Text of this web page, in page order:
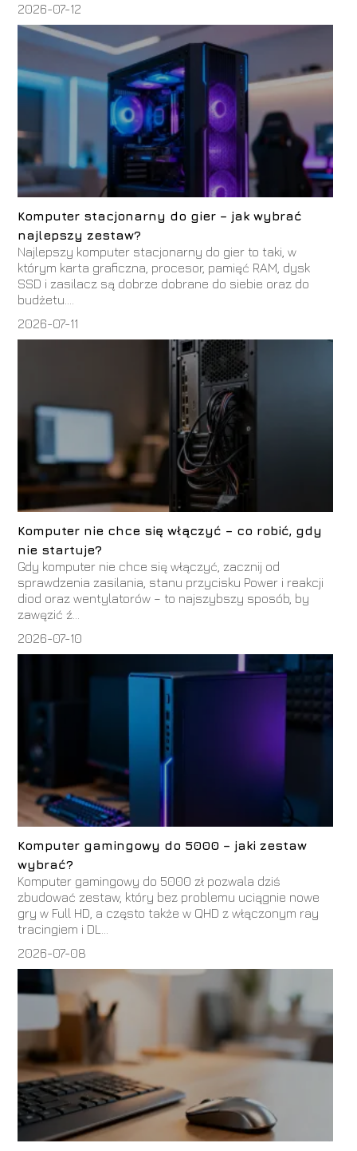
2026-07-12
Komputer stacjonarny do gier – jak wybrać
najlepszy zestaw?
Najlepszy komputer stacjonarny do gier to taki, w
którym karta graficzna, procesor, pamięć RAM, dysk
SSD i zasilacz są dobrze dobrane do siebie oraz do
budżetu....
2026-07-11
Komputer nie chce się włączyć – co robić, gdy
nie startuje?
Gdy komputer nie chce się włączyć, zacznij od
sprawdzenia zasilania, stanu przycisku Power i reakcji
diod oraz wentylatorów – to najszybszy sposób, by
zawęzić ź...
2026-07-10
Komputer gamingowy do 5000 – jaki zestaw
wybrać?
Komputer gamingowy do 5000 zł pozwala dziś
zbudować zestaw, który bez problemu uciągnie nowe
gry w Full HD, a często także w QHD z włączonym ray
tracingiem i DL...
2026-07-08